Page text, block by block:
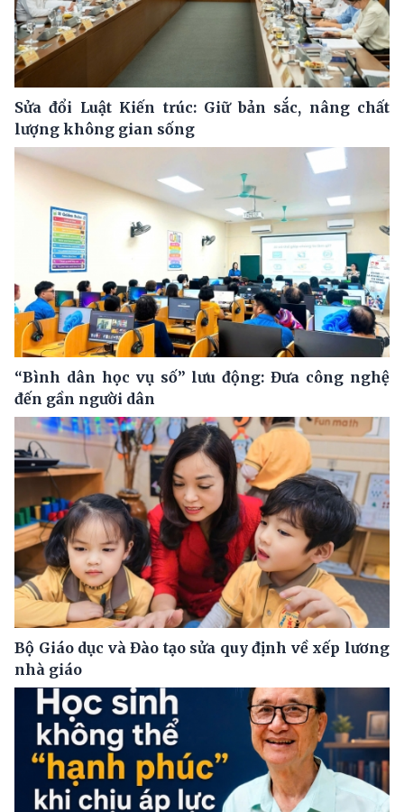
Sửa đổi Luật Kiến trúc: Giữ bản sắc, nâng chất
lượng không gian sống
“Bình dân học vụ số” lưu động: Đưa công nghệ
đến gần người dân
Bộ Giáo dục và Đào tạo sửa quy định về xếp lương
nhà giáo